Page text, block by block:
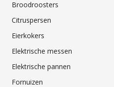
Broodroosters
Citruspersen
Eierkokers
Elektrische messen
Elektrische pannen
Fornuizen